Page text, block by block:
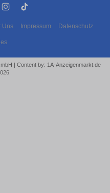
Uns Impressum Datenschutz
| Content by: 1A-Anzeigenmarkt.de